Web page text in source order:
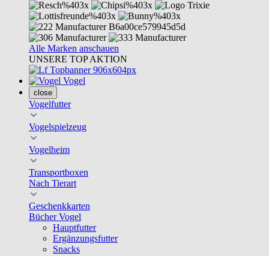
Alle Marken anschauen
UNSERE TOP AKTION
Vogel
close
Vogelfutter
Vogelspielzeug
Vogelheim
Transportboxen
Nach Tierart
Geschenkkarten
Bücher Vogel
Hauptfutter
Ergänzungsfutter
Snacks